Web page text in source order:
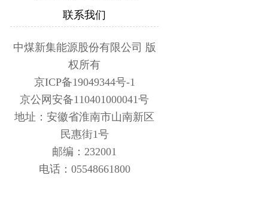
联系我们
中煤新集能源股份有限公司 版
权所有
京ICP备19049344号-1
京公网安备110401000041号
地址：安徽省淮南市山南新区
民惠街1号
邮编：232001
电话：05548661800